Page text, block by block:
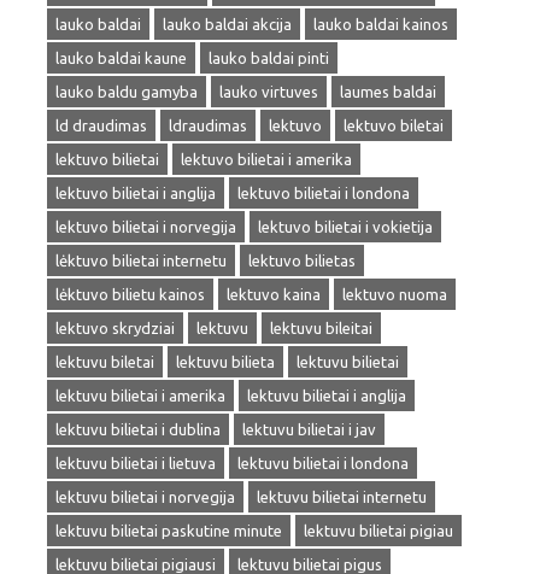
lauko baldai
lauko baldai akcija
lauko baldai kainos
lauko baldai kaune
lauko baldai pinti
lauko baldu gamyba
lauko virtuves
laumes baldai
ld draudimas
ldraudimas lektuvo
lektuvo biletai
lektuvo bilietai
lektuvo bilietai i amerika
lektuvo bilietai i anglija
lektuvo bilietai i londona
lektuvo bilietai i norvegija
lektuvo bilietai i vokietija
lėktuvo bilietai internetu
lektuvo bilietas
lėktuvo bilietu kainos
lektuvo kaina
lektuvo nuoma
lektuvo skrydziai
lektuvu
lektuvu bileitai
lektuvu biletai
lektuvu bilieta
lektuvu bilietai
lektuvu bilietai i amerika
lektuvu bilietai i anglija
lektuvu bilietai i dublina
lektuvu bilietai i jav
lektuvu bilietai i lietuva
lektuvu bilietai i londona
lektuvu bilietai i norvegija
lektuvu bilietai internetu
lektuvu bilietai paskutine minute
lektuvu bilietai pigiau
lektuvu bilietai pigiausi
lektuvu bilietai pigus